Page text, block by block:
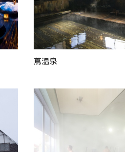
蔦温泉